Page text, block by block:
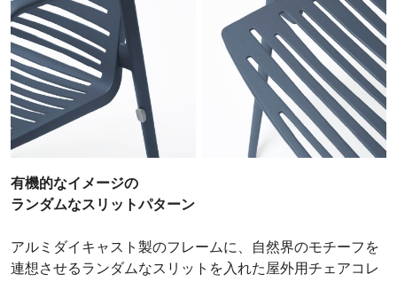
有機的なイメージの
ランダムなスリットパターン
アルミダイキャスト製のフレームに、自然界のモチーフを
連想させるランダムなスリットを入れた屋外用チェアコレ